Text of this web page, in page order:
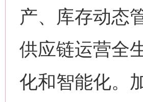
产、库存动态
供应链运营全
化和智能化。